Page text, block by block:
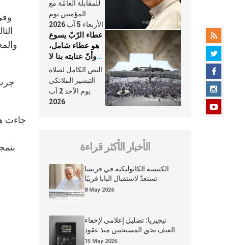
جاءت
الكنيسة
للمقابلة العامّة مع
المؤمنين يوم
الأربعاء 5 آب 2026
عطاء الرّبّ يسوع
هو عطاء شامل،
وأنّ عنايته بنا لا
تغيب عنّا أبدًا
النص الكامل لصلاة
التبشير الملائكي
يوم الأحد 2 آب
2026
الأخبار الأكثر قراءة
الكنيسة الكاثوليكية في فرنسا
تستعدّ لاستقبال البابا قريبًا
8 May 2026
نيجيريا: تضليل إعلامي لإخفاء
العنف بحق المسيحيين منذ عقود
15 May 2026